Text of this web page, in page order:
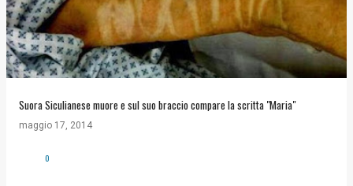
Suora Siculianese muore e sul suo braccio compare la scritta "Maria"
maggio 17, 2014
0